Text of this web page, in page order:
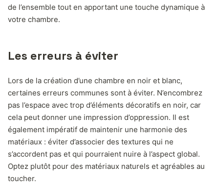
de l’ensemble tout en apportant une touche dynamique à
votre chambre.
Les erreurs à éviter
Lors de la création d’une chambre en noir et blanc,
certaines erreurs communes sont à éviter. N’encombrez
pas l’espace avec trop d’éléments décoratifs en noir, car
cela peut donner une impression d’oppression. Il est
également impératif de maintenir une harmonie des
matériaux : éviter d’associer des textures qui ne
s’accordent pas et qui pourraient nuire à l’aspect global.
Optez plutôt pour des matériaux naturels et agréables au
toucher.